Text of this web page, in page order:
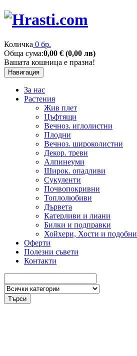
Количка 0 бр.
Обща сума:0,00 € (0,00 лв)
Вашата кошница е празна!
Навигация
За нас
Растения
Жив плет
Цъфтящи
Вечноз. иглолистни
Плодни
Вечноз. широколистни
Декор. треви
Алпинеуми
Широк. опадливи
Сукуленти
Почвопокривни
Топлолюбиви
Дървета
Катерливи и лиани
Билки и подправки
Хойхери, Хости и подобни
Оферти
Полезни съвети
Контакти
Търси